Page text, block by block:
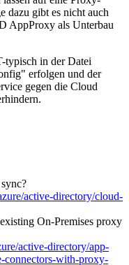
dazu gibt es nicht auch
AppProxy als Unterbau
typisch in der Datei
erfolgen und der
gegen die Cloud
active-directory/cloud-
On-Premises proxy
active-directory/app-
connectors-with-proxy-